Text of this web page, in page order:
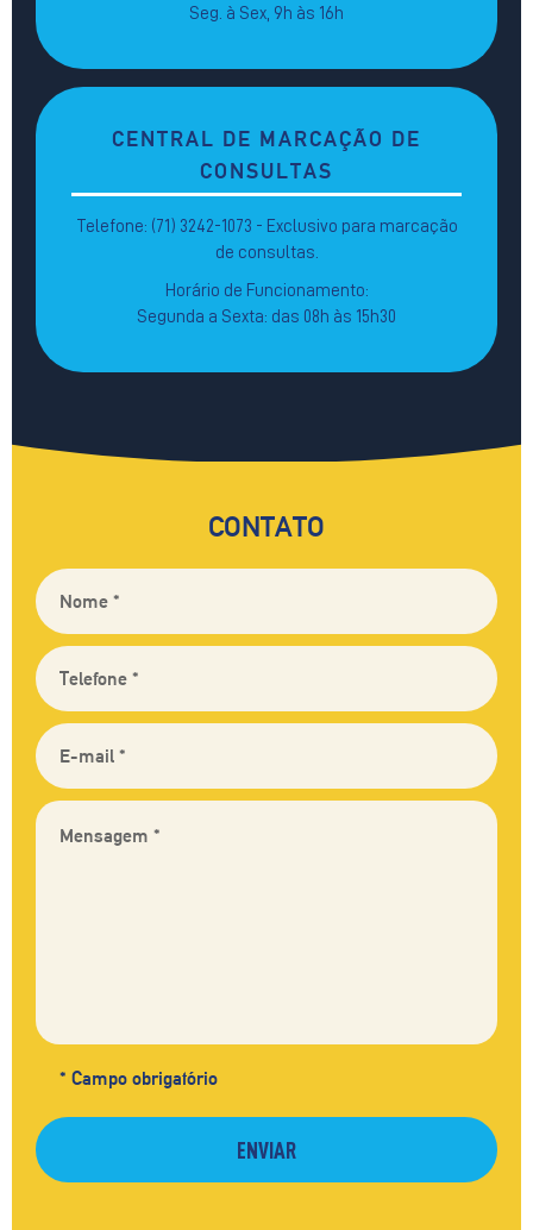
Seg. à Sex, 9h às 16h
CENTRAL DE MARCAÇÃO DE
CONSULTAS
Telefone: (71) 3242-1073 - Exclusivo para marcação
de consultas.
Horário de Funcionamento:
Segunda a Sexta: das 08h às 15h30
CONTATO
* Campo obrigatório